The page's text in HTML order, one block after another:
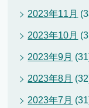
2023年11月
2023年10月
2023年9月
2023年8月
2023年7月